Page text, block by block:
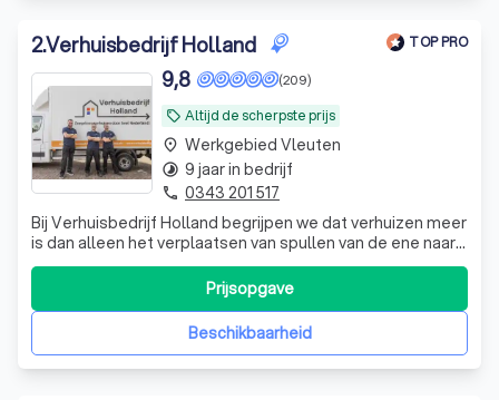
2.Verhuisbedrijf Holland TOP PRO
local_offer Altijd de scherpste prijs
(209)
9,8
Bij Verhuisbedrijf Holland begrijpen we dat verhuizen meer
is dan alleen het verplaatsen van spullen van de ene naar
de andere locatie. Het is een belangrijke stap in uw leven,
of het nu gaat om een spoedverhuizing, een particuliere
verhuizing, het ontruimen van een woning, een
studentenverhuizing,Beschikbaarheid
Prijsopgave
place Werkgebied Vleuten
timelapse 9 jaar in bedrijf
phone 0343 201 517